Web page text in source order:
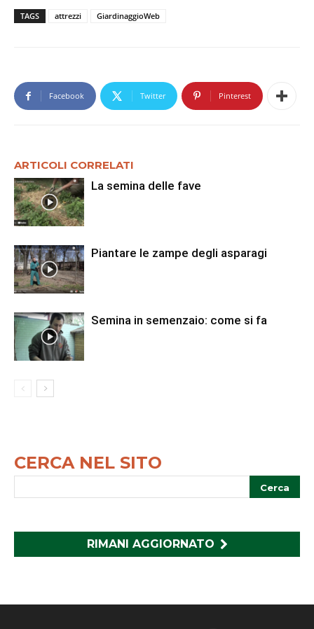
TAGS attrezzi GiardinaggioWeb
Facebook Twitter Pinterest
ARTICOLI CORRELATI
La semina delle fave
Piantare le zampe degli asparagi
Semina in semenzaio: come si fa
CERCA NEL SITO
RIMANI AGGIORNATO